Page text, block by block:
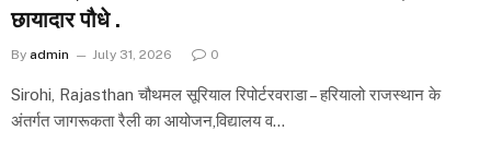
छायादार पौधे .
By admin July 31, 2026 0
Sirohi, Rajasthan चौथमल सूरियाल रिपोर्टरवराडा – हरियालो राजस्थान के
अंतर्गत जागरूकता रैली का आयोजन,विद्यालय व…